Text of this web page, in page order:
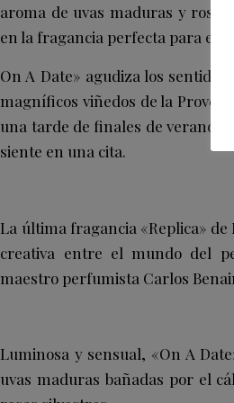
aroma de uvas maduras y
en la fragancia perfecta para
On A Date» agudiza los
magníficos viñedos de la
una tarde de finales de verano.
siente en una cita.
La última fragancia «Replica»
creativa entre el mundo del
maestro perfumista Carlos
Luminosa y sensual, «On A
uvas maduras bañadas por el